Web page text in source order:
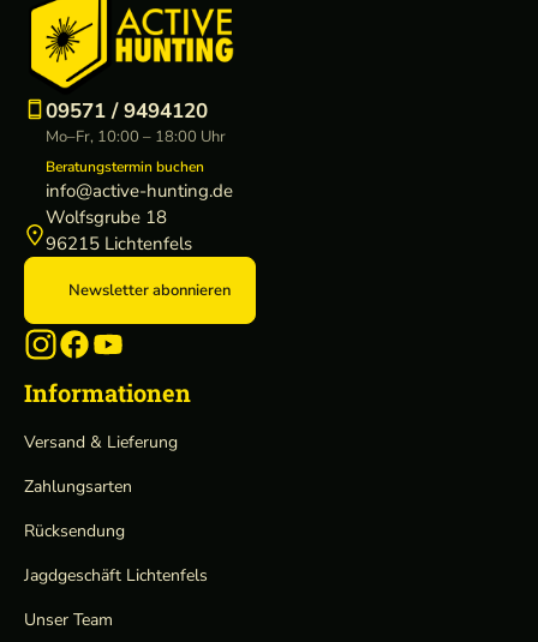
09571 / 9494120
Mo–Fr, 10:00 – 18:00 Uhr
Beratungstermin buchen
info@active-hunting.de
Wolfsgrube 18
96215 Lichtenfels
Newsletter abonnieren
Informationen
Versand & Lieferung
Zahlungsarten
Rücksendung
Jagdgeschäft Lichtenfels
Unser Team